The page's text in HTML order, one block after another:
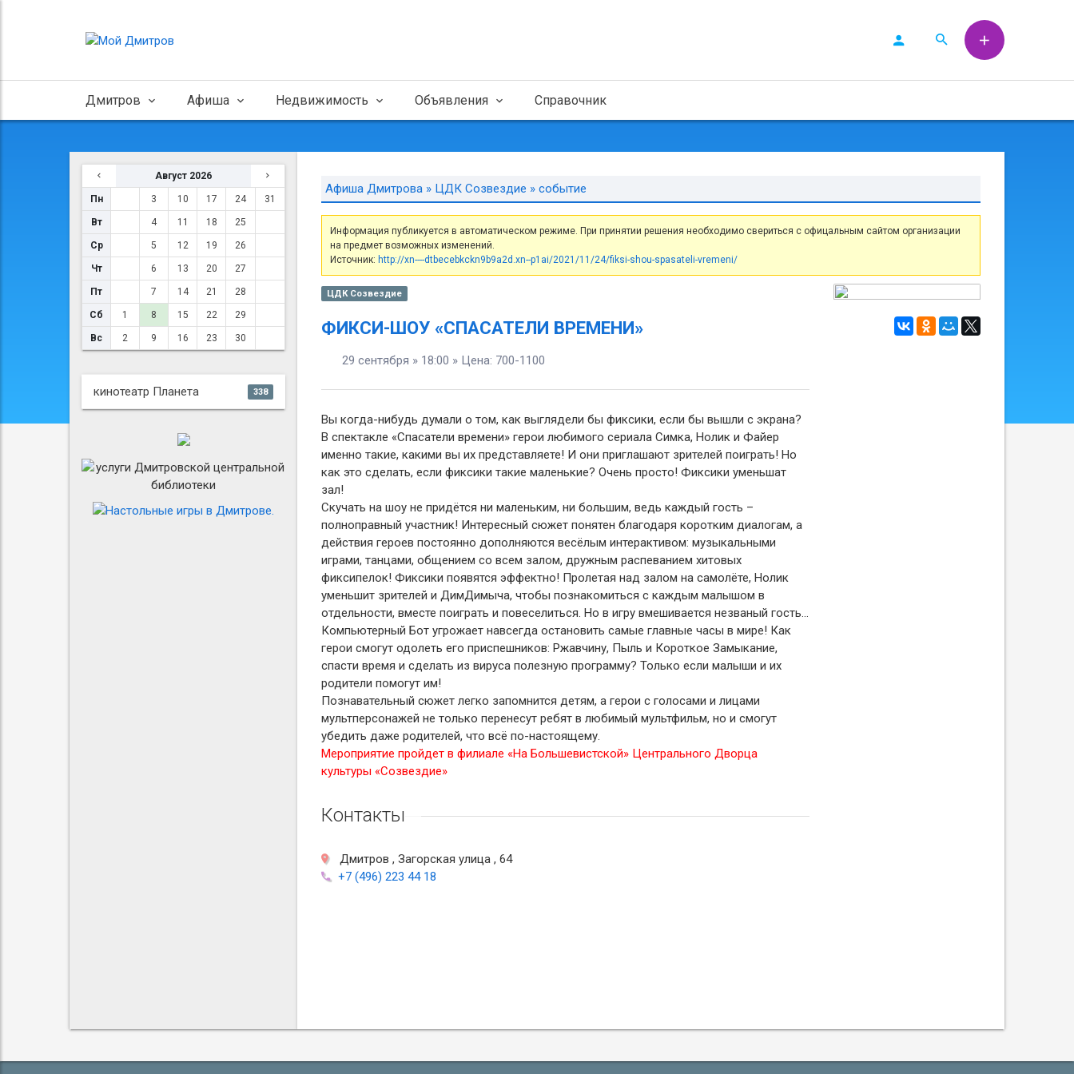
Дмитров Афиша Недвижимость Объявления Справочник
Август 2026
Пн 3 10 17 24 31
Вт 4 11 18 25
Ср 5 12 19 26
Чт 6 13 20 27
Пт 7 14 21 28
Сб 1 8 15 22 29
Вс 2 9 16 23 30
кинотеатр Планета 338
Афиша Дмитрова » ЦДК Созвездие » событие
Информация публикуется в автоматическом режиме. При принятии решения необходимо свериться с офицальным сайтом организации
на предмет возможных изменений.
Источник: http://xn----dtbecebkckn9b9a2d.xn--p1ai/2021/11/24/fiksi-shou-spasateli-vremeni/
ЦДК Созвездие
ФИКСИ-ШОУ «СПАСАТЕЛИ ВРЕМЕНИ»
29 сентября » 18:00 » Цена: 700-1100
Вы когда-нибудь думали о том, как выглядели бы фиксики, если бы вышли с экрана?
В спектакле «Спасатели времени» герои любимого сериала Симка, Нолик и Файер
именно такие, какими вы их представляете! И они приглашают зрителей поиграть! Но
как это сделать, если фиксики такие маленькие? Очень просто! Фиксики уменьшат
зал!
Скучать на шоу не придётся ни маленьким, ни большим, ведь каждый гость –
полноправный участник! Интересный сюжет понятен благодаря коротким диалогам, а
действия героев постоянно дополняются весёлым интерактивом: музыкальными
играми, танцами, общением со всем залом, дружным распеванием хитовых
фиксипелок! Фиксики появятся эффектно! Пролетая над залом на самолёте, Нолик
уменьшит зрителей и ДимДимыча, чтобы познакомиться с каждым малышом в
отдельности, вместе поиграть и повеселиться. Но в игру вмешивается незваный гость…
Компьютерный Бот угрожает навсегда остановить самые главные часы в мире! Как
герои смогут одолеть его приспешников: Ржавчину, Пыль и Короткое Замыкание,
спасти время и сделать из вируса полезную программу? Только если малыши и их
родители помогут им!
Познавательный сюжет легко запомнится детям, а герои с голосами и лицами
мультперсонажей не только перенесут ребят в любимый мультфильм, но и смогут
убедить даже родителей, что всё по-настоящему.
Мероприятие пройдет в филиале «На Большевистской» Центрального Дворца
культуры «Созвездие»
Контакты
Дмитров , Загорская улица , 64
+7 (496) 223 44 18